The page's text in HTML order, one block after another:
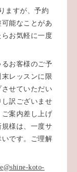
ますが、予約
能なことがあ
お気軽に一度
お客様のご予
レッスンに限
せていただい
訳ございませ
案内差し上げ
様は、一度サ
です。ご理解
koto-